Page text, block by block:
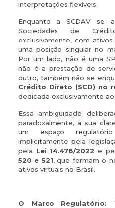
interpretações flexíveis.
Enquanto a SCDAV se
Sociedades de
exclusivamente, com
uma posição singular no
Por um lado, não é uma
não é a prestação de
outro, também não se
Crédito Direto (SCD) no
dedicada exclusivamente ao
Essa ambiguidade
paradoxalmente, a sua
um espaço
implicitamente pela
pela Lei 14.478/2022 e
520 e 521, que formam o
ativos virtuais no Brasil.
O Marco Regulatório: